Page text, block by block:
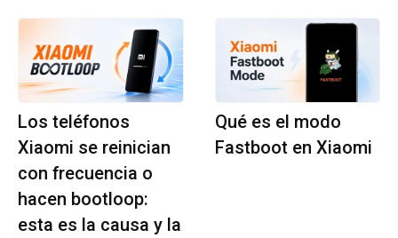
Los teléfonos
Xiaomi se reinician
con frecuencia o
hacen bootloop:
esta es la causa y la
Qué es el modo
Fastboot en Xiaomi